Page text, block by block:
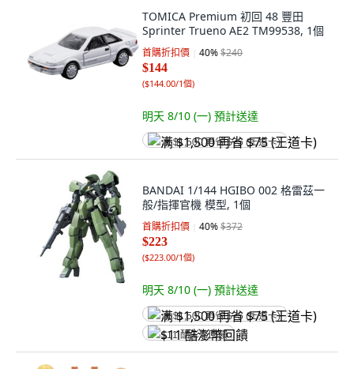
TOMICA Premium 初回 48 豐田
Sprinter Trueno AE2 TM99538, 1個
首購折扣價 40%$240
$144
($144.00/1個)
明天 8/10 (一) 預計送達
满 $1,500 再省 $75 (王道卡)
BANDAI 1/144 HGIBO 002 格雷茲一
般/指揮官機 模型, 1個
首購折扣價 40%$372
$223
($223.00/1個)
明天 8/10 (一) 預計送達
满 $1,500 再省 $75 (王道卡)
$11 酷澎幣回饋